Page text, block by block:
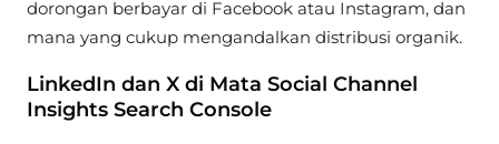
dorongan berbayar di Facebook atau Instagram, dan
mana yang cukup mengandalkan distribusi organik.
LinkedIn dan X di Mata Social Channel
Insights Search Console